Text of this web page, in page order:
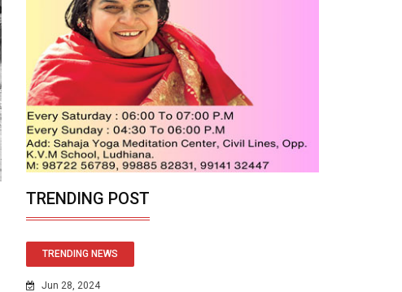
TRENDING POST
TRENDING NEWS
Jun 28, 2024